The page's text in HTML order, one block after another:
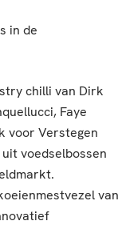
in de
chilli van Dirk
Faye
voor Verstegen
voedselbossen
van